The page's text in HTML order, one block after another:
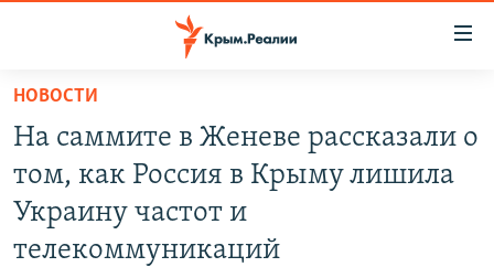
Вернуться
основному
содержанию
Вернутся
главной
КАРТА ВОЕННЫХ ОБЪЕКТОВ КРЫМА
ВОДА
НОВОСТИ
На саммите в Женеве рассказали о
том, как Россия в Крыму лишила
Украину частот и
телекоммуникаций